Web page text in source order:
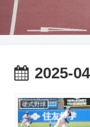
2025-
硬式野球